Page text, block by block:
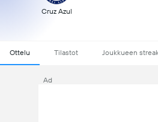
Cruz Azul
Ottelu Tilastot Joukkueen
Ad